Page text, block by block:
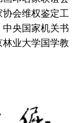
会维权鉴定工
央国家机关书
业大学国学教